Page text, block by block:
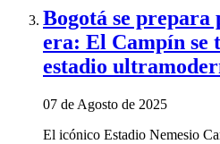
Bogotá se prepara
era: El Campín se
estadio
07 de Agosto de 2025
El icónico Estadio Nemesio